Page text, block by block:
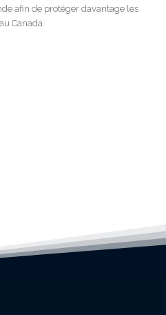
afin de protéger davantage les
Canada.